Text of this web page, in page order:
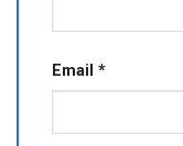
Email *